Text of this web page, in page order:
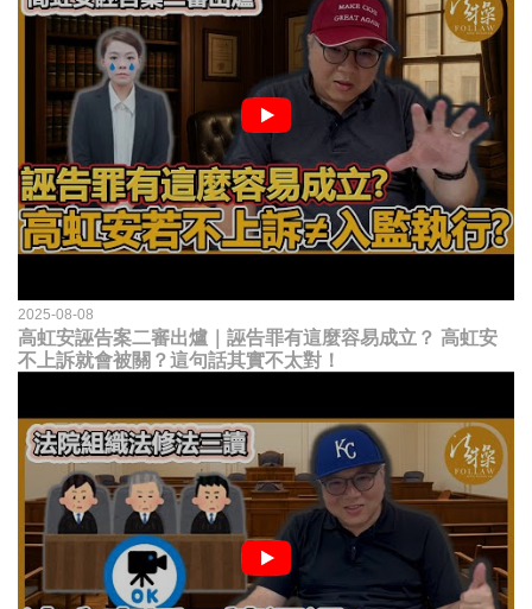
2025-08-08
高虹安誣告案二審出爐｜誣告罪有這麼容易成立？ 高虹安
不上訴就會被關？這句話其實不太對！